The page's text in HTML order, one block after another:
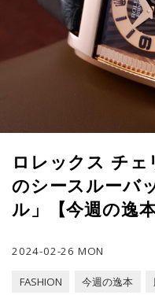
ロレックス チ
のシースルーバ
ル」【今週の逸
2024-02-26 MON
FASHION 今週の逸本